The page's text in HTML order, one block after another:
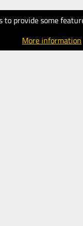
to provide some
More information